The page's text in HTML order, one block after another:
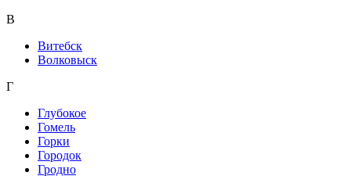
В
Витебск
Волковыск
Г
Глубокое
Гомель
Горки
Городок
Гродно